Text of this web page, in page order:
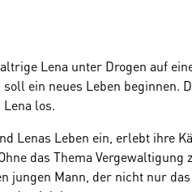
Lena unter Drogen auf
ein neues Leben beginnen.
los.
Lenas Leben ein, erlebt ihre
das Thema
jungen Mann, der nicht nur